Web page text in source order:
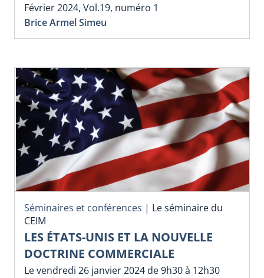
Février 2024, Vol.19, numéro 1
Brice Armel Simeu
Séminaires et conférences | Le séminaire du
CEIM
LES ÉTATS-UNIS ET LA NOUVELLE
DOCTRINE COMMERCIALE
Le vendredi 26 janvier 2024 de 9h30 à 12h30